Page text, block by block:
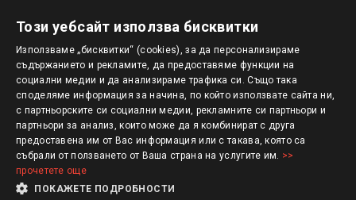
БЮЛЕТИН
АБОНИРАНЕ
Авторско право © 2025 HERMESBOOKS.BG
1 EUR = 1.95583 BGN
Този уебсайт използва бисквитки
Използваме „бисквитки“ (cookies), за да персонализираме
съдържанието и рекламите, да предоставяме функции на
социални медии и да анализираме трафика си. Също така
споделяме информация за начина, по който използвате сайта ни,
с партньорските си социални медии, рекламните си партньори и
партньори за анализ, които може да я комбинират с друга
предоставена им от Вас информация или с такава, която са
събрали от ползването от Ваша страна на услугите им. >>
прочетете още
ПОКАЖЕТЕ ПОДРОБНОСТИ